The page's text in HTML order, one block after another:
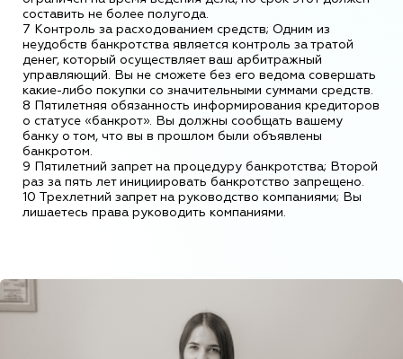
составить не более полугода.
7 Контроль за расходованием средств; Одним из
неудобств банкротства является контроль за тратой
денег, который осуществляет ваш арбитражный
управляющий. Вы не сможете без его ведома совершать
какие-либо покупки со значительными суммами средств.
8 Пятилетняя обязанность информирования кредиторов
о статусе «банкрот». Вы должны сообщать вашему
банку о том, что вы в прошлом были объявлены
банкротом.
9 Пятилетний запрет на процедуру банкротства; Второй
раз за пять лет инициировать банкротство запрещено.
10 Трехлетний запрет на руководство компаниями; Вы
лишаетесь права руководить компаниями.